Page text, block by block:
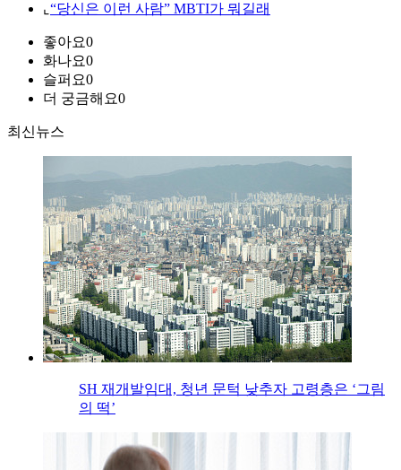
⌞ “당신은 이런 사람” MBTI가 뭐길래
좋아요0
화나요0
슬퍼요0
더 궁금해요0
최신뉴스
SH 재개발임대, 청년 문턱 낮추자 고령층은 ‘그림
의 떡’